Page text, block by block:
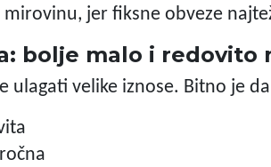
mirovinu, jer fiksne obveze
bolje malo i redovito
ulagati velike iznose. Bitno je